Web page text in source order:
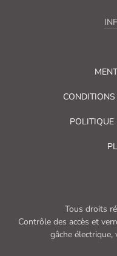
POLITIQUE
Tous droits
Contrôle des accès et
gâche